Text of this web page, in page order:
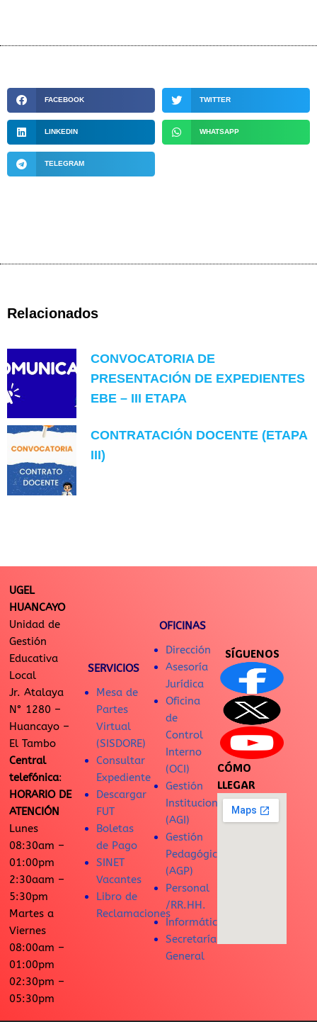
FACEBOOK TWITTER
LINKEDIN WHATSAPP
TELEGRAM
Relacionados
CONVOCATORIA DE
PRESENTACIÓN DE EXPEDIENTES
EBE – III ETAPA
CONTRATACIÓN DOCENTE (ETAPA
III)
UGEL
HUANCAYO
Unidad de
Gestión
Educativa
Local
Jr. Atalaya
N° 1280 –
Huancayo –
El Tambo
Central
telefónica:
HORARIO DE
ATENCIÓN
Lunes
08:30am –
01:00pm
2:30aam –
5:30pm
Martes a
Viernes
08:00am –
01:00pm
02:30pm –
05:30pm
SERVICIOS
Mesa de
Partes
Virtual
(SISDORE)
Consultar
Expediente
Descargar
FUT
Boletas
de Pago
SINET
Vacantes
Libro de
Reclamaciones
OFICINAS
Dirección
Asesoría
Jurídica
Oficina
de
Control
Interno
(OCI)
Gestión
Institucional
(AGI)
Gestión
Pedagógica
(AGP)
Personal
/RR.HH.
Informática
Secretaría
General
SÍGUENOS
CÓMO
LLEGAR